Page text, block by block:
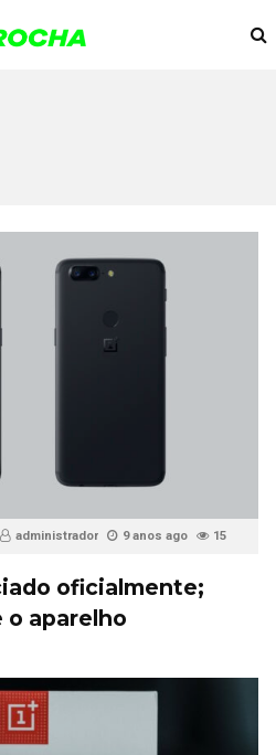
administrador 9 anos ago 15
oficialmente;
o aparelho